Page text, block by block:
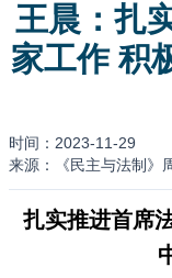
王晨：扎
家工作 积
时间：2023-11-29
来源：《民主与法制》
扎实推进首席